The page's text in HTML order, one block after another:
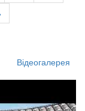
Відеогалерея